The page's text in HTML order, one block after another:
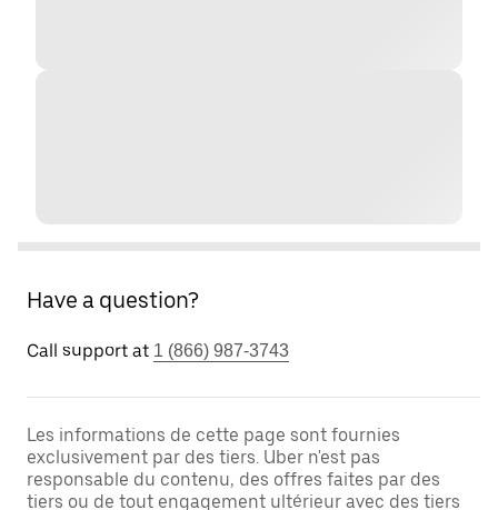
Have a question?
Call support at 1 (866) 987-3743
Les informations de cette page sont fournies
exclusivement par des tiers. Uber n'est pas
responsable du contenu, des offres faites par des
tiers ou de tout engagement ultérieur avec des tiers